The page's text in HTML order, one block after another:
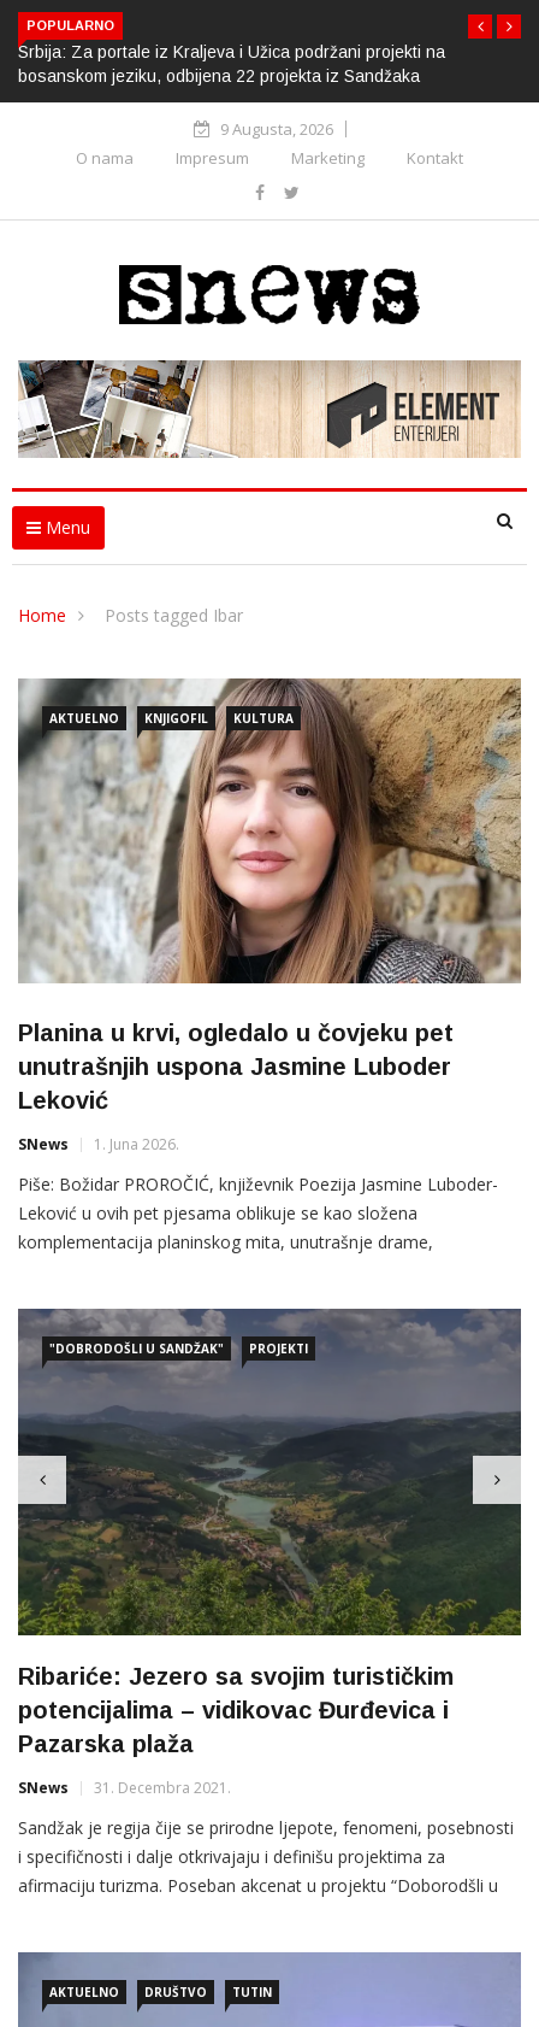
POPULARNO
Srbija: Za portale iz Kraljeva i Užica podržani projekti na
bosanskom jeziku, odbijena 22 projekta iz Sandžaka
9 Augusta, 2026
O nama
Impresum Marketing Kontakt
Menu
Home Posts tagged Ibar
AKTUELNO KNJIGOFIL KULTURA
Planina u krvi, ogledalo u čovjeku pet
unutrašnjih uspona Jasmine Luboder
Leković
SNews 1. Juna 2026.
Piše: Božidar PROROČIĆ, književnik Poezija Jasmine Luboder-
Leković u ovih pet pjesama oblikuje se kao složena
komplementacija planinskog mita, unutrašnje drame,
simbolici, na
"DOBRODOŠLI U SANDŽAK" PROJEKTI
Ribariće: Jezero sa svojim turističkim
potencijalima – vidikovac Đurđevica i
Pazarska plaža
SNews 31. Decembra 2021.
Sandžak je regija čije se prirodne ljepote, fenomeni, posebnosti
i specifičnosti i dalje otkrivajaju i definišu projektima za
afirmaciju turizma. Poseban akcenat u projektu “Doborodšli u
AKTUELNO DRUŠTVO TUTIN